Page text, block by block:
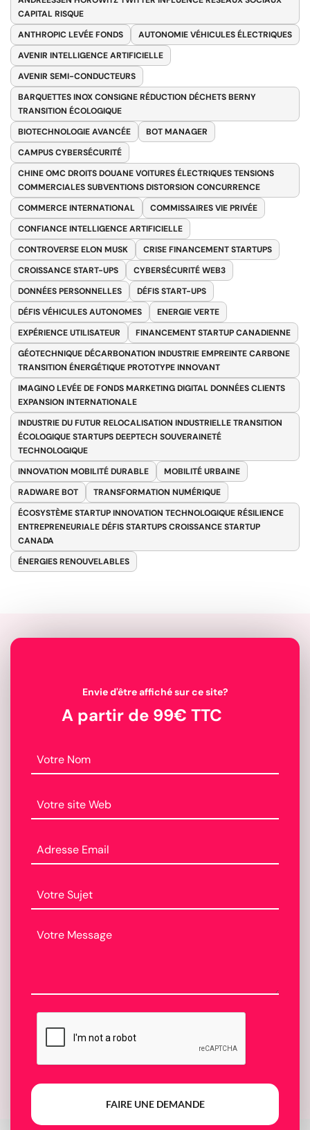
CAPITAL RISQUE
ANTHROPIC LEVÉE FONDS
AUTONOMIE VÉHICULES ÉLECTRIQUES
AVENIR INTELLIGENCE ARTIFICIELLE
AVENIR SEMI-CONDUCTEURS
BARQUETTES INOX CONSIGNE RÉDUCTION DÉCHETS BERNY
TRANSITION ÉCOLOGIQUE
BIOTECHNOLOGIE AVANCÉE
BOT MANAGER
CAMPUS CYBERSÉCURITÉ
CHINE OMC DROITS DOUANE VOITURES ÉLECTRIQUES TENSIONS
COMMERCIALES SUBVENTIONS DISTORSION CONCURRENCE
COMMERCE INTERNATIONAL
COMMISSAIRES VIE PRIVÉE
CONFIANCE INTELLIGENCE ARTIFICIELLE
CONTROVERSE ELON MUSK
CRISE FINANCEMENT STARTUPS
CROISSANCE START-UPS
CYBERSÉCURITÉ WEB3
DONNÉES PERSONNELLES
DÉFIS START-UPS
DÉFIS VÉHICULES AUTONOMES
ENERGIE VERTE
EXPÉRIENCE UTILISATEUR
FINANCEMENT STARTUP CANADIENNE
GÉOTECHNIQUE DÉCARBONATION INDUSTRIE EMPREINTE CARBONE
TRANSITION ÉNERGÉTIQUE PROTOTYPE INNOVANT
IMAGINO LEVÉE DE FONDS MARKETING DIGITAL DONNÉES CLIENTS
EXPANSION INTERNATIONALE
INDUSTRIE DU FUTUR RELOCALISATION INDUSTRIELLE TRANSITION
ÉCOLOGIQUE STARTUPS DEEPTECH SOUVERAINETÉ
TECHNOLOGIQUE
INNOVATION MOBILITÉ DURABLE
MOBILITÉ URBAINE
RADWARE BOT
TRANSFORMATION NUMÉRIQUE
ÉCOSYSTÈME STARTUP INNOVATION TECHNOLOGIQUE RÉSILIENCE
ENTREPRENEURIALE DÉFIS STARTUPS CROISSANCE STARTUP
CANADA
ÉNERGIES RENOUVELABLES
Envie d'être affiché sur ce site?
A partir de 99€ TTC
FAIRE UNE DEMANDE